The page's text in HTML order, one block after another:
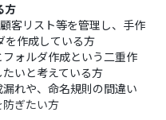
方
客リスト等を管理し、手作
作成している方
ォルダ作成という二重作
いと考えている方
れや、命名規則の間違い
ぎたい方